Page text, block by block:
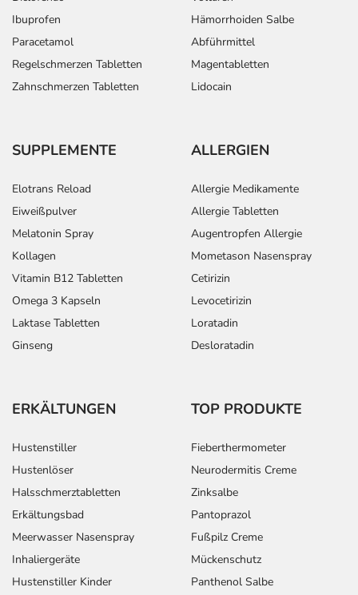
Ibuprofen
Paracetamol
Regelschmerzen Tabletten
Zahnschmerzen Tabletten
Hämorrhoiden Salbe
Abführmittel
Magentabletten
Lidocain
SUPPLEMENTE
Elotrans Reload
Eiweißpulver
Melatonin Spray
Kollagen
Vitamin B12 Tabletten
Omega 3 Kapseln
Laktase Tabletten
Ginseng
ALLERGIEN
Allergie Medikamente
Allergie Tabletten
Augentropfen Allergie
Mometason Nasenspray
Cetirizin
Levocetirizin
Loratadin
Desloratadin
ERKÄLTUNGEN
Hustenstiller
Hustenlöser
Halsschmerztabletten
Erkältungsbad
Meerwasser Nasenspray
Inhaliergeräte
Hustenstiller Kinder
TOP PRODUKTE
Fieberthermometer
Neurodermitis Creme
Zinksalbe
Pantoprazol
Fußpilz Creme
Mückenschutz
Panthenol Salbe